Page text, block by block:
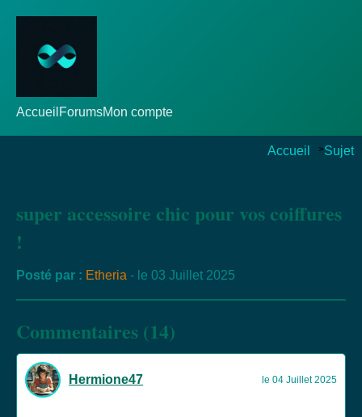
Accueil ForumsMon compte
Accueil >Sujet
super accessoire chic pour vos coiffures
!
Posté par : Etheria - le 03 Juillet 2025
Commentaires (14)
Hermione47 le 04 Juillet 2025